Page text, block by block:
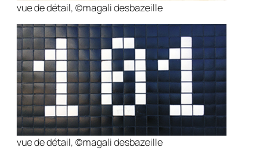
vue de détail, ©magali desbazeille
vue de détail, ©magali desbazeille